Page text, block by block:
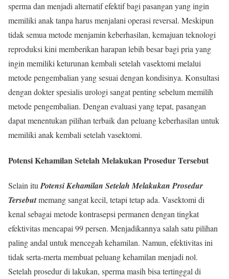
sperma dan menjadi alternatif efektif bagi pasangan yang ingin
memiliki anak tanpa harus menjalani operasi reversal. Meskipun
tidak semua metode menjamin keberhasilan, kemajuan teknologi
reproduksi kini memberikan harapan lebih besar bagi pria yang
ingin memiliki keturunan kembali setelah vasektomi melalui
metode pengembalian yang sesuai dengan kondisinya. Konsultasi
dengan dokter spesialis urologi sangat penting sebelum memilih
metode pengembalian. Dengan evaluasi yang tepat, pasangan
dapat menentukan pilihan terbaik dan peluang keberhasilan untuk
memiliki anak kembali setelah vasektomi.
Potensi Kehamilan Setelah Melakukan Prosedur Tersebut
Selain itu Potensi Kehamilan Setelah Melakukan Prosedur
Tersebutmemang sangat kecil, tetapi tetap ada. Vasektomi di
kenal sebagai metode kontrasepsi permanen dengan tingkat
efektivitas mencapai 99 persen. Menjadikannya salah satu pilihan
paling andal untuk mencegah kehamilan. Namun, efektivitas ini
tidak serta-merta membuat peluang kehamilan menjadi nol.
Setelah prosedur di lakukan, sperma masih bisa tertinggal di